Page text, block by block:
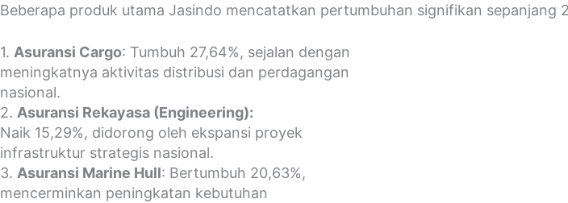
Beberapa produk utama Jasindo mencatatkan pertumbuhan signifikan sepanjang
1. Asuransi Cargo: Tumbuh 27,64%, sejalan dengan
meningkatnya aktivitas distribusi dan perdagangan
nasional.
2. Asuransi Rekayasa (Engineering):
Naik 15,29%, didorong oleh ekspansi proyek
infrastruktur strategis nasional.
3. Asuransi Marine Hull: Bertumbuh 20,63%,
mencerminkan peningkatan kebutuhan